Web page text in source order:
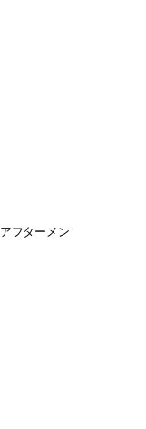
アフターメン